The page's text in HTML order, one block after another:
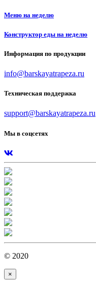
Меню на неделю
Конструктор еды на неделю
Информация по продукции
info@barskayatrapeza.ru
Техническая поддержка
support@barskayatrapeza.ru
Мы в соцсетях
© 2020
×